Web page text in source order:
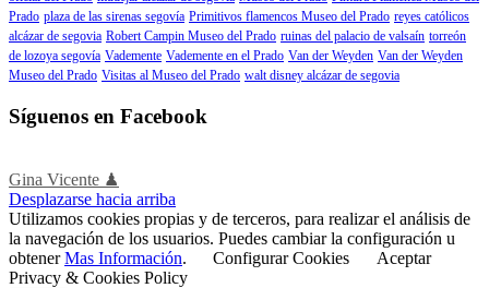
Prado plaza de las sirenas segovía Primitivos flamencos Museo del Prado reyes católicos
alcázar de segovia Robert Campin Museo del Prado ruinas del palacio de valsaín torreón
de lozoya segovía Vademente Vademente en el Prado Van der Weyden Van der Weyden
Museo del Prado Visitas al Museo del Prado walt disney alcázar de segovia
Síguenos en Facebook
Gina Vicente ♟
Desplazarse hacia arriba
Utilizamos cookies propias y de terceros, para realizar el análisis de
la navegación de los usuarios. Puedes cambiar la configuración u
obtenerMas Información. Configurar Cookies
Aceptar
Privacy & Cookies Policy